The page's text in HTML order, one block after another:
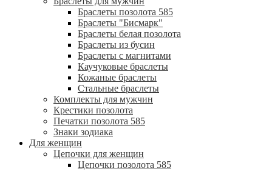
Браслеты позолота 585
Браслеты "Бисмарк"
Браслеты белая позолота
Браслеты из бусин
Браслеты с магнитами
Каучуковые браслеты
Кожаные браслеты
Стальные браслеты
Комплекты для мужчин
Крестики позолота
Печатки позолота 585
Знаки зодиака
Для женщин
Цепочки для женщин
Цепочки позолота 585